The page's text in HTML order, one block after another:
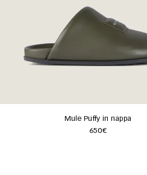
Mule Puffy in nappa
650€